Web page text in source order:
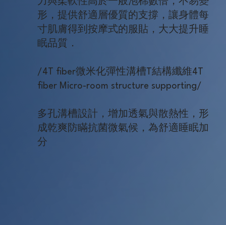
形，提供舒適層優質的支撐，讓身體每
寸肌膚得到按摩式的服貼，大大提升睡
眠品質．
/4T fiber微米化彈性溝槽T結構纖維4T
fiber Micro-room structure supporting/
多孔溝槽設計，增加透氣與散熱性，形
成乾爽防瞞抗菌微氣候，為舒適睡眠加
分